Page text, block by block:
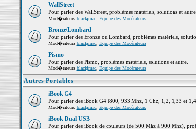
WallStreet
Pour parler des WallStreet, problèmes matériels, solutions et autre.
Mod�rateurs blackjmac, Equipe des Modérateurs
Bronze/Lombard
Pour parler des Bronze ou Lombard, problèmes matériels,
Mod�rateurs blackjmac, Equipe des Modérateurs
Pismo
Pour parler des Pismo, problèmes matériels, solutions et autre.
Mod�rateurs blackjmac, Equipe des Modérateurs
Autres Portables
iBook G4
Pour parler des iBook G4 (800, 933 Mhz, 1 Ghz, 1,2, 1,33 et
Mod�rateurs blackjmac, Equipe des Modérateurs
iBook Dual USB
Pour parler des iBook de couleurs (de 500 Mhz à 900 Mhz),